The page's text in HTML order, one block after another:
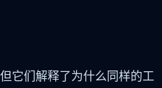
它们解释了为什么同样的工